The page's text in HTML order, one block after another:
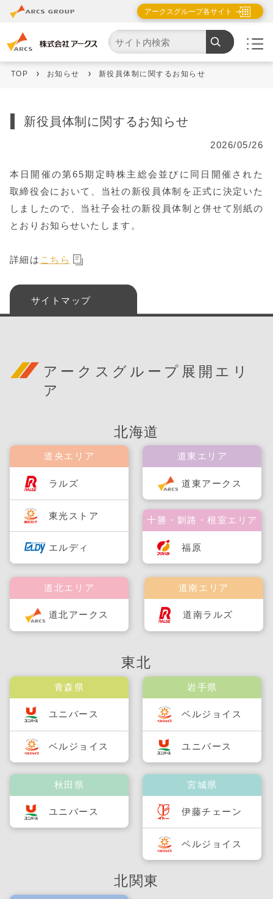
アークスグループ各サイト
TOP お知らせ 新役員体制に関するお知らせ
新役員体制に関するお知らせ
2026/05/26
本日開催の第65期定時株主総会並びに同日開催された
取締役会において、当社の新役員体制を正式に決定いた
しましたので、当社子会社の新役員体制と併せて別紙の
とおりお知らせいたします。
詳細は こちら
サイトマップ
アークスグループ展開エリ
ア
北海道
道央エリア
ラルズ
東光ストア
エルディ
道南エリア
道南ラルズ
道北エリア
道北アークス
道東エリア
道東アークス
十勝・釧路・根室エリア
福原
東北
青森県
ユニバース
ベルジョイス
秋田県
ユニバース
岩手県
ベルジョイス
ユニバース
宮城県
伊藤チェーン
ベルジョイス
北関東